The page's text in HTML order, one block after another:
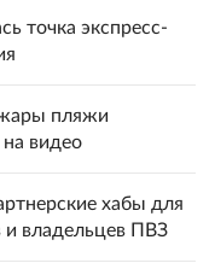
точка экспресс-
пляжи
видео
хабы для
владельцев ПВЗ